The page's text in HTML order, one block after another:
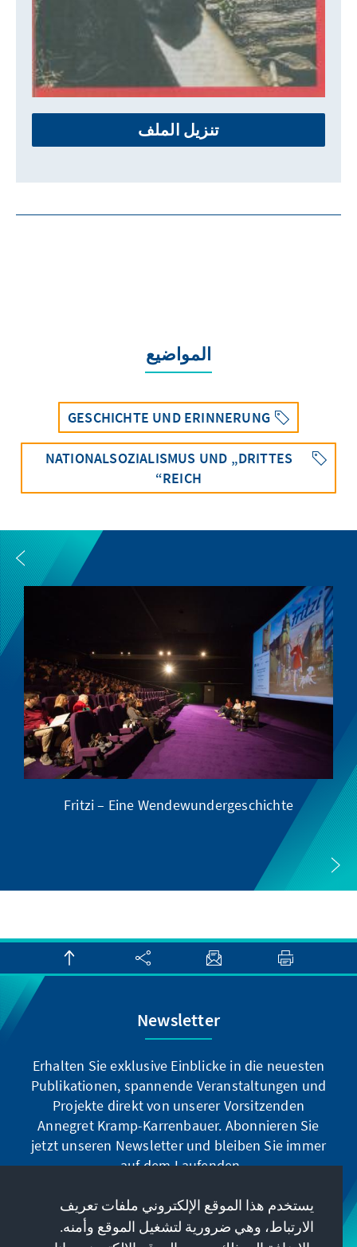
تنزيل الملف
المواضيع
GESCHICHTE UND ERINNERUNG
NATIONALSOZIALISMUS UND „DRITTES
REICH“
Fritzi – Eine Wendewundergeschichte
Newsletter
Erhalten Sie exklusive Einblicke in die neuesten
Publikationen, spannende Veranstaltungen und
Projekte direkt von unserer Vorsitzenden
Annegret Kramp-Karrenbauer. Abonnieren Sie
jetzt unseren Newsletter und bleiben Sie immer
auf dem Laufenden.
Jetzt abonnieren
يستخدم هذا الموقع الإلكتروني ملفات تعريف
الارتباط، وهي ضرورية لتشغيل الموقع وأمنه.